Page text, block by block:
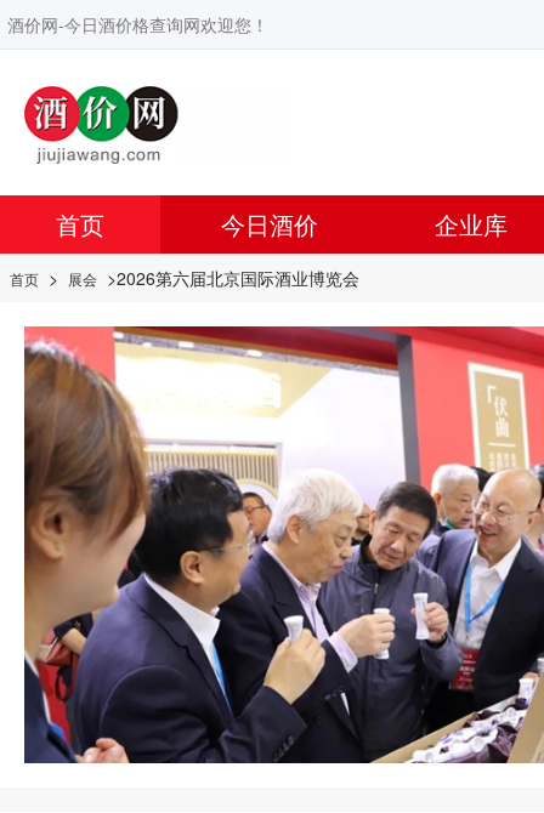
酒价网-今日酒价格查询网欢迎您！
首页 今日酒价 企业库
首页 > 展会 >2026第六届北京国际酒业博览会